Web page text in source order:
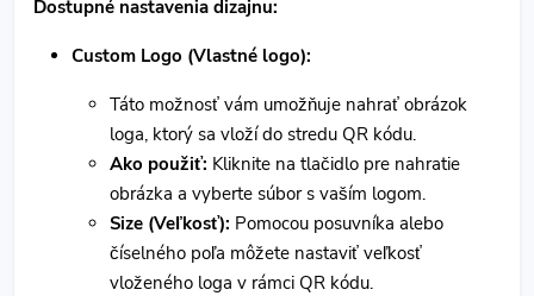
Dostupné nastavenia dizajnu:
Custom Logo (Vlastné logo):
Táto možnosť vám umožňuje nahrať obrázok
loga, ktorý sa vloží do stredu QR kódu.
Ako použiť: Kliknite na tlačidlo pre nahratie
obrázka a vyberte súbor s vaším logom.
Size (Veľkosť): Pomocou posuvníka alebo
číselného poľa môžete nastaviť veľkosť
vloženého loga v rámci QR kódu.